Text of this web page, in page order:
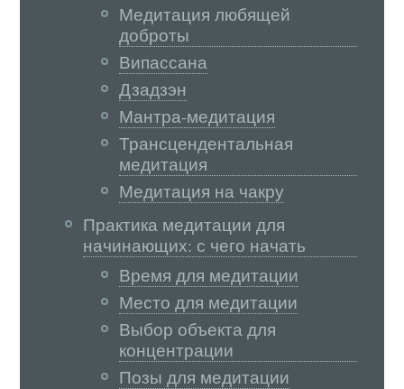
Медитация любящей
доброты
Випассана
Дзадзэн
Мантра-медитация
Трансцендентальная
медитация
Медитация на чакру
Практика медитации для
начинающих: с чего начать
Время для медитации
Место для медитации
Выбор объекта для
концентрации
Позы для медитации